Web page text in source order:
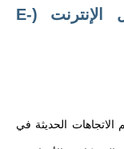
8 – التجارة الدولية من خلال الإنترنت (E-
الاتجاهات الحديثة في